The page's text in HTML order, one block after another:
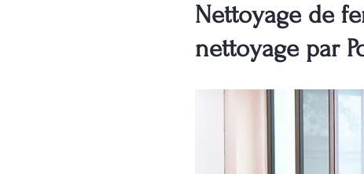
Nettoyage de
nettoyage par